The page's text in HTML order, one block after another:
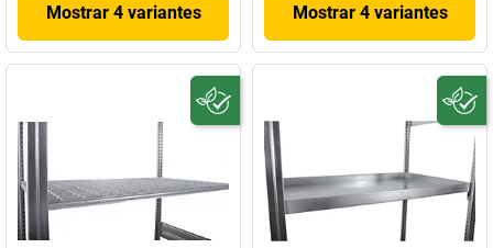
Mostrar 4 variantes Mostrar 4 variantes